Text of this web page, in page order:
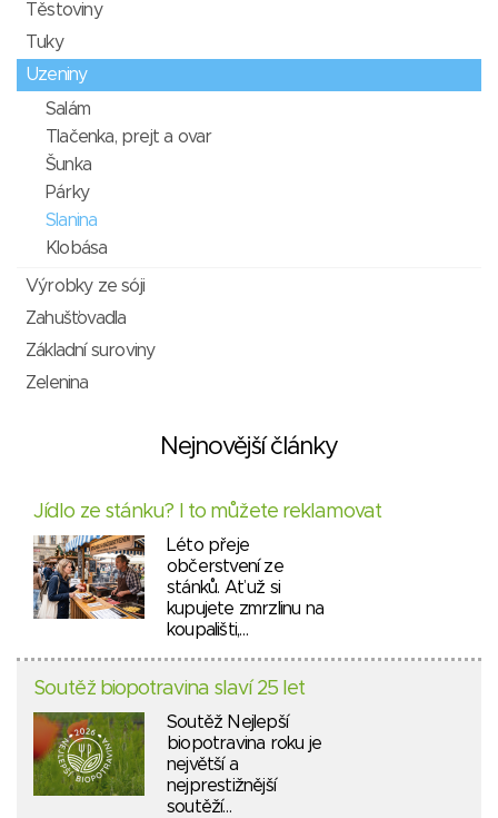
Těstoviny
Tuky
Uzeniny
Salám
Tlačenka, prejt a ovar
Šunka
Párky
Slanina
Klobása
Výrobky ze sóji
Zahušťovadla
Základní suroviny
Zelenina
Nejnovější články
Jídlo ze stánku? I to můžete reklamovat
Léto přeje
občerstvení ze
stánků. Ať už si
kupujete zmrzlinu na
koupališti,…
Soutěž biopotravina slaví 25 let
Soutěž Nejlepší
biopotravina roku je
největší a
nejprestižnější
soutěží…